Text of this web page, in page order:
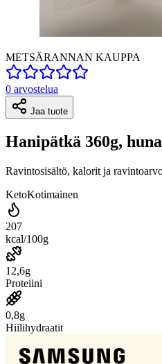
METSÄRANNAN KAUPPA
0 arvostelua
Jaa tuote
Hanipätkä 360g,
Ravintosisältö, kalorit ja
KetoKotimainen
207
kcal/100g
12,6g
Proteiini
0,8g
Hiilihydraatit